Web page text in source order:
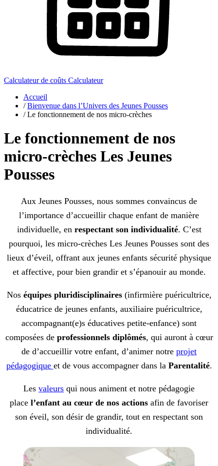
Calculateur de coûts Calculateur
Accueil
/ Bienvenue dans l’Univers des Jeunes Pousses
/ Le fonctionnement de nos micro-crèches
Le fonctionnement de nos
micro-crèches Les Jeunes
Pousses
Aux Jeunes Pousses, nous sommes convaincus de
l’importance d’accueillir chaque enfant de manière
individuelle, en respectant son individualité. C’est
pourquoi, les micro-crèches Les Jeunes Pousses sont des
lieux d’éveil, offrant aux jeunes enfants sécurité physique
et affective, pour bien grandir et s’épanouir au monde.
Nos équipes pluridisciplinaires(infirmière puéricultrice,
éducatrice de jeunes enfants, auxiliaire puéricultrice,
accompagnant(e)s éducatives petite-enfance) sont
composées de professionnels diplômés, qui auront à cœur
de d’accueillir votre enfant, d’animer notre projet
pédagogique et de vous accompagner dans la Parentalité.
Les valeurs qui nous animent et notre pédagogie
place l’enfant au cœur de nos actions afin de favoriser
son éveil, son désir de grandir, tout en respectant son
individualité.